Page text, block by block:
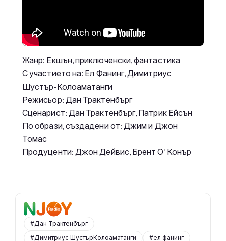
Жанр: Екшън, приключенски, фантастика
С участието на: Ел Фанинг, Димитриус
Шустър-Колоаматанги
Режисьор: Дан Трактенбърг
Сценарист: Дан Трактенбърг, Патрик Ейсън
По образи, създадени от: Джим и Джон
Томас
Продуценти: Джон Дейвис, Брент О‘ Конър
#Дан Трактенбърг
#Димитриус ШустърКолоаматанги
#ел фанинг